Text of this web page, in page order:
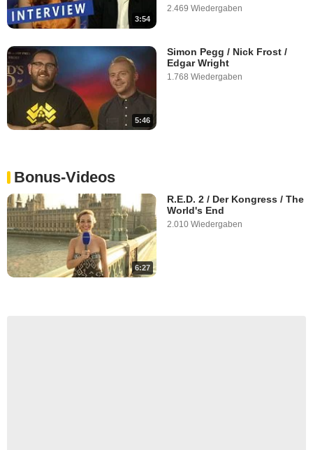
3:54
2.469 Wiedergaben
5:46
Simon Pegg / Nick Frost /
Edgar Wright
1.768 Wiedergaben
Bonus-Videos
6:27
R.E.D. 2 / Der Kongress / The
World's End
2.010 Wiedergaben